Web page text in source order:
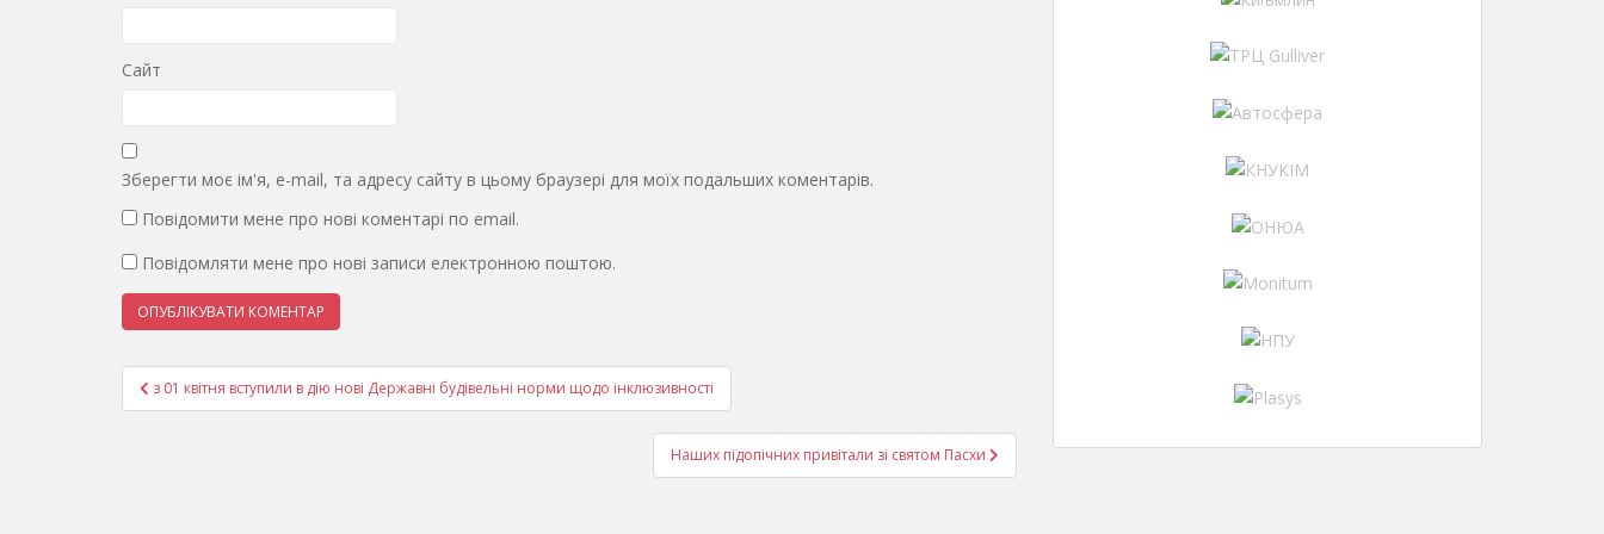
Сайт
Зберегти моє ім'я, e-mail, та адресу сайту в цьому браузері для моїх подальших коментарів.
Повідомити мене про нові коментарі по email.
Повідомляти мене про нові записи електронною поштою.
Навігація
записів
з 01 квітня вступили в дію нові Державні будівельні норми щодо інклюзивності
Наших підопічних привітали зі святом Пасхи